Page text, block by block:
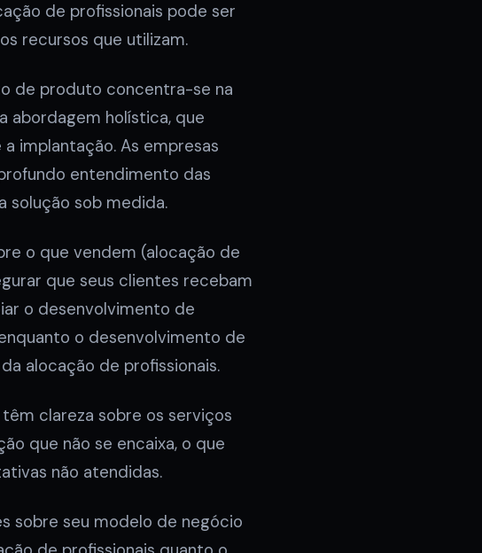
de profissionais pode ser
recursos que utilizam.
de produto concentra-se na
abordagem holística, que
implantação. As empresas
entendimento das
solução sob medida.
o que vendem (alocação de
que seus clientes recebam
o desenvolvimento de
o desenvolvimento de
alocação de profissionais.
clareza sobre os serviços
que não se encaixa, o que
não atendidas.
sobre seu modelo de negócio